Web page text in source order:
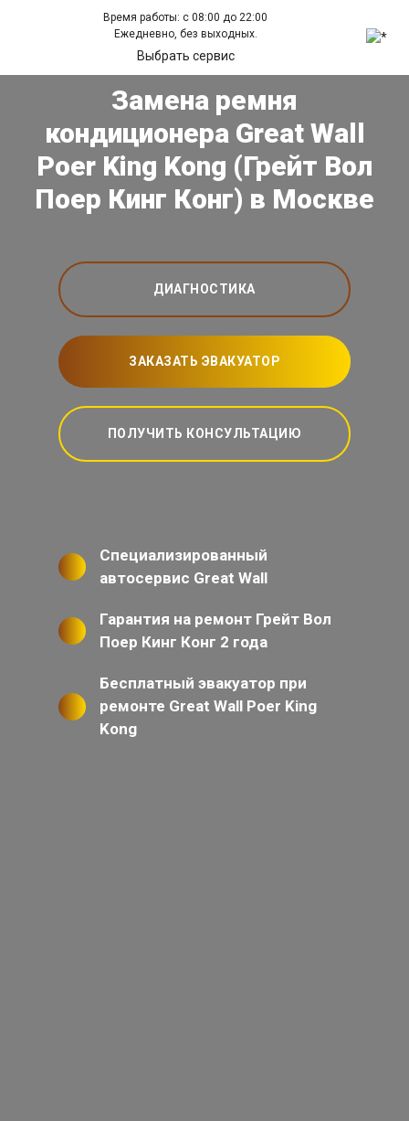
Время работы: с 08:00 до 22:00
Ежедневно, без выходных.
Выбрать сервис
Замена ремня
кондиционера Great Wall
Poer King Kong (Грейт Вол
Поер Кинг Конг) в Москве
ДИАГНОСТИКА
ЗАКАЗАТЬ ЭВАКУАТОР
ПОЛУЧИТЬ КОНСУЛЬТАЦИЮ
Специализированный
автосервис Great Wall
Гарантия на ремонт Грейт Вол
Поер Кинг Конг 2 года
Бесплатный эвакуатор при
ремонте Great Wall Poer King
Kong